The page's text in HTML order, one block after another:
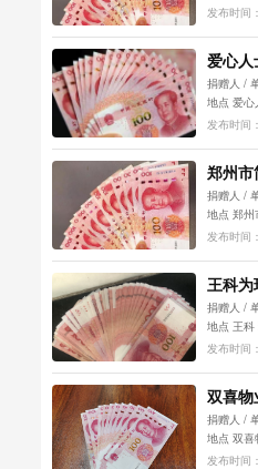
瑞...
发布时间
爱心人
捐赠
捐赠人 / 单位 捐赠物品 数量 捐赠时间 捐赠
地点 爱心人士 现金 1500 2021-11-1 郑州
瑞曼...
发布时间
郑州市
曼语
捐赠人 / 单位 捐赠物品 数量 捐赠时间 捐赠
地点 郑州市简瓷陶瓷有限公司 现金 1000
2021-11-
发布时间
王科
元
捐赠人 / 单位 捐赠物品 数量 捐赠时间 捐赠
地点 王科 现金 3000 2021-11-1 郑州瑞曼
语...
发布时间
双喜物
为瑞曼
捐赠人 / 单位 捐赠物品 数量 捐赠时间 捐赠
地点 双喜物业服务有限公司党支部 现金 玩
具 100...
发布时间